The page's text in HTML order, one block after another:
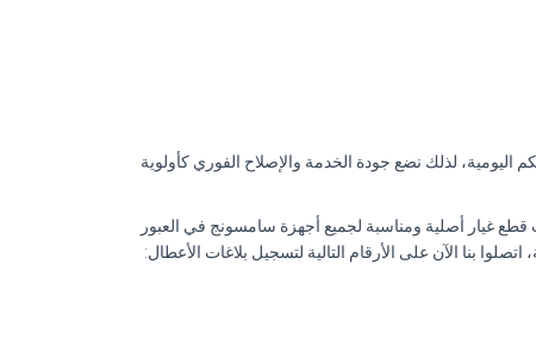
اليومية، لذلك نضع جودة الخدمة والإصلاح الفوري كأولوية
قطع غيار أصلية ومناسبة لجميع أجهزة سامسونج في العبور
بنا الآن على الأرقام التالية لتسجيل بلاغات الأعطال: